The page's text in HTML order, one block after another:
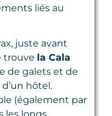
liés au
juste avant
trouve la Cala
de galets et de
hôtel.
(également par